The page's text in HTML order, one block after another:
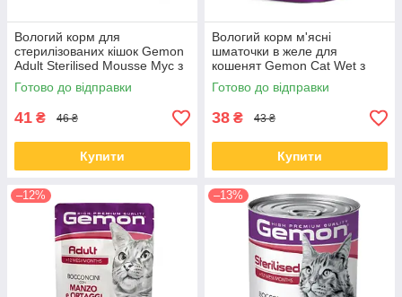
Вологий корм для
стерилізованих кішок Gemon
Adult Sterilised Mousse Мус з
тунцем та свининою, 85 гр
Готово до відправки
41 ₴ 46 ₴
Купити
Вологий корм м'ясні
шматочки в желе для
кошенят Gemon Cat Wet з
куркою 100 гр від 24 шт.
Готово до відправки
38 ₴ 43 ₴
Купити
–12% –13%